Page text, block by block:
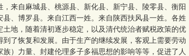
来自麻城县、桃源县、新化县、新宁县、陵零县、衡阳
、博罗县。来自江西一姓。来自陕西扶风县一姓。各姓
土地，随着清初逐步稳定，以及清代统治者赋税政策的优
了恢复和发展。由于生产的继续发展，客观上需要劳动
）力量、封建伦理多子多福思想的影响等等，促进了人